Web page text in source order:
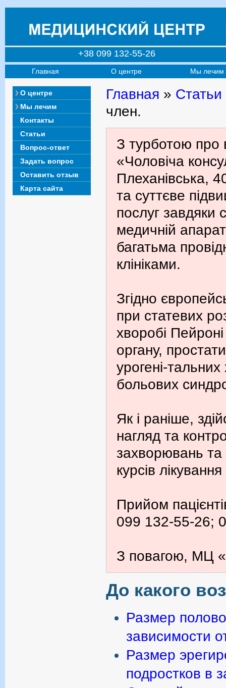
+38 099 132-55-26
Главная О центре Мы лечим
О центре
Мы лечим
Контакты
Статьи
Вопрос-ответ
Задать вопрос
Оставить отзыв
Карта сайта
Главная » Статьи
член.
З турботою про
«Чоловіча
Плеханівська,
та суттєве
послуг завдяки
медичній
багатьма
клініками.
Згідно
при статевих
хворобі
органу,
урогені-
больових
Як і раніше,
нагляд та
захворювань
курсів лікування
Прийом
099 132-55-26;
З повагою, МЦ
До какого
Размер
зависимости
Размер
подростков в